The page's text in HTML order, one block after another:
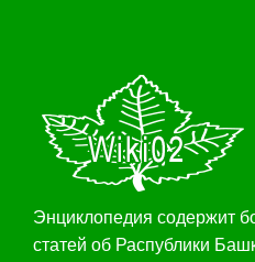
Энциклопедия содержит
статей об Распублики